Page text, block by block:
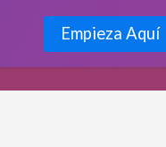
Empieza Aquí